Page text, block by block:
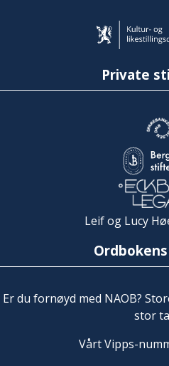
Private
Leif og Lucy
Er du fornøyd med NAOB?
stor
Vårt Vipps-